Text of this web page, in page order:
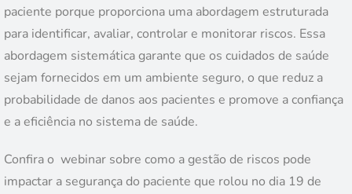
paciente porque proporciona uma abordagem estruturada
para identificar, avaliar, controlar e monitorar riscos. Essa
abordagem sistemática garante que os cuidados de saúde
sejam fornecidos em um ambiente seguro, o que reduz a
probabilidade de danos aos pacientes e promove a confiança
e a eficiência no sistema de saúde.
Confira o webinar sobre como a gestão de riscos pode
impactar a segurança do paciente que rolou no dia 19 de